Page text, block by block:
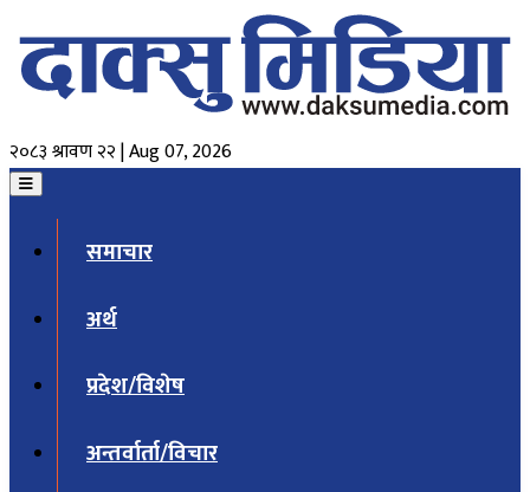
२०८३ श्रावण २२ | Aug 07, 2026
समाचार
अर्थ
प्रदेश/विशेष
अन्तर्वार्ता/विचार